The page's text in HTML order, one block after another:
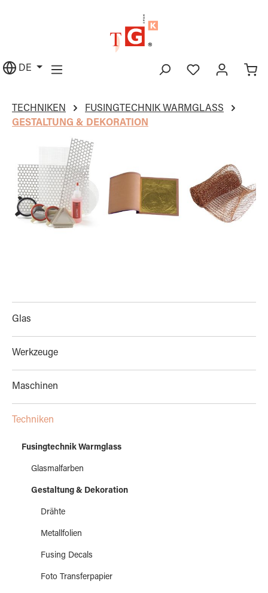
DE
TECHNIKEN
FUSINGTECHNIK WARMGLASS
GESTALTUNG & DEKORATION
Glas
Werkzeuge
Maschinen
Techniken
Fusingtechnik Warmglass
Glasmalfarben
Gestaltung & Dekoration
Drähte
Metallfolien
Fusing Decals
Foto Transferpapier